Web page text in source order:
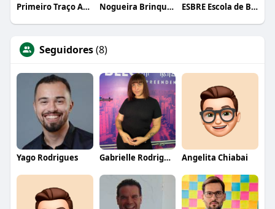
Primeiro Traço Arquitetura Nogueira Brinquedos ESBRE Escola de Bares e Restaurantes
Seguidores(8)
Yago Rodrigues Gabrielle Rodrigues Angelita Chiabai